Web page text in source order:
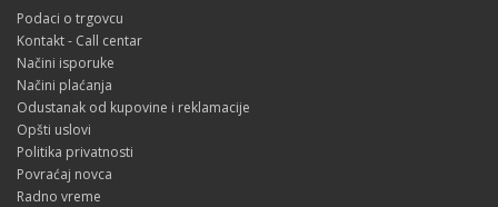
Podaci o trgovcu
Kontakt - Call centar
Načini isporuke
Načini plaćanja
Odustanak od kupovine i reklamacije
Opšti uslovi
Politika privatnosti
Povraćaj novca
Radno vreme